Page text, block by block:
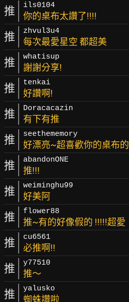
推 ils0104
你的桌布太讚了!!!!
推 zhvul3u4
每次最愛星空 都超美
推 whatisup
謝謝分享!
推 tenkai
好讚啊!
推 Doracacazin
有下有推
推 seethememory
好漂亮~超喜歡你的桌布的
推 abandonONE
推!!!
推 weiminghu99
好美阿
推 flower88
推~有的好像假的 !!!!!超愛
推 cu6561
必推啊!!
推 y77510
推～
推 yalusko
蜘蛛讚啦